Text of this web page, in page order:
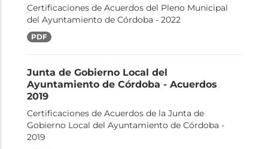
Certificaciones de Acuerdos del Pleno Municipal
del Ayuntamiento de Córdoba - 2022
PDF
Junta de Gobierno Local del
Ayuntamiento de Córdoba - Acuerdos
2019
Certificaciones de Acuerdos de la Junta de
Gobierno Local del Ayuntamiento de Córdoba -
2019